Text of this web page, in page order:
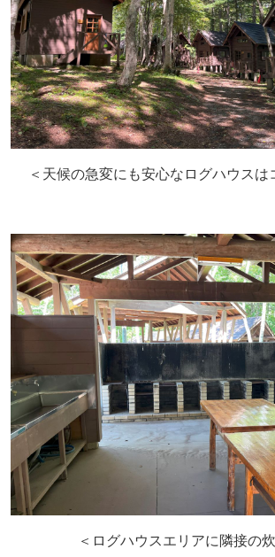
＜天候の急変にも安心なログハウスは
＜ログハウスエリアに隣接の